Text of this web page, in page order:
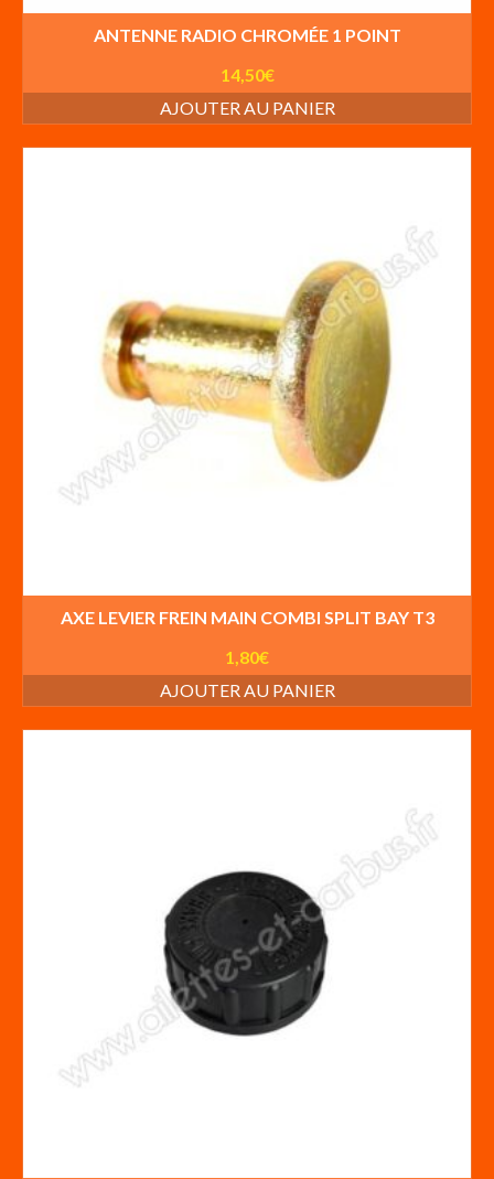
ANTENNE RADIO CHROMÉE 1 POINT
14,50€
AJOUTER AU PANIER
AXE LEVIER FREIN MAIN COMBI SPLIT BAY T3
1,80€
AJOUTER AU PANIER